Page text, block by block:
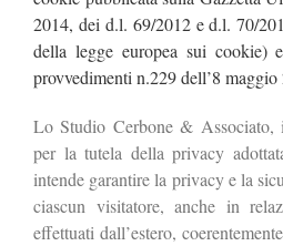
2014, dei d.l. 69/2012 e d.l. 70/
della legge europea sui cookie)
provvedimenti n.229 dell’8 maggio
Lo Studio Cerbone &
per la tutela della privacy
intende garantire la privacy e la
ciascun visitatore, anche in
effettuati dall’estero,